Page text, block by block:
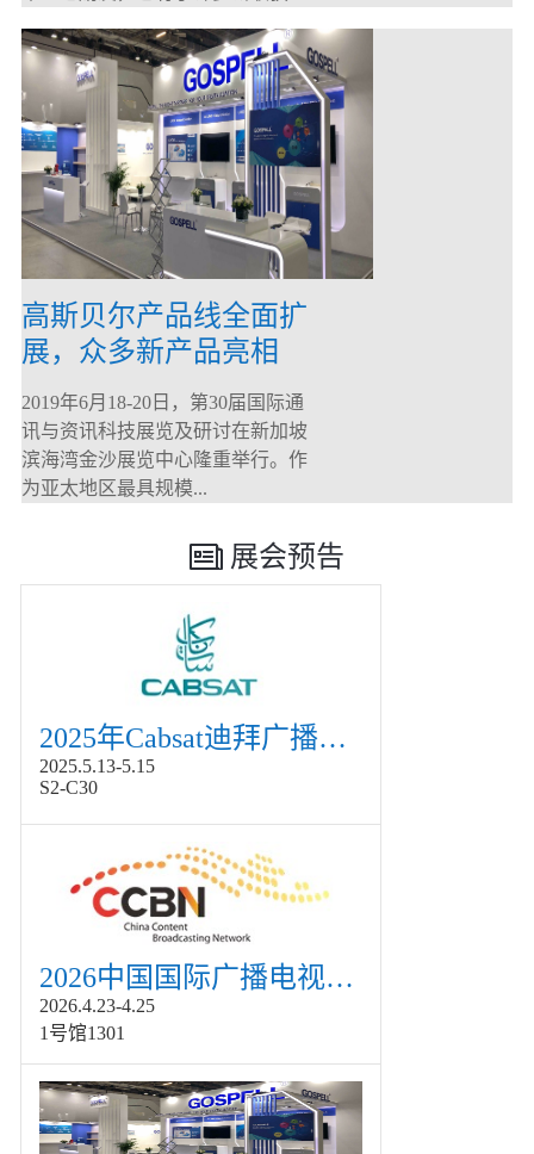
高斯贝尔产品线全面扩
展，众多新产品亮相
CommunicAsia 2019
2019年6月18-20日，第30届国际通
讯与资讯科技展览及研讨在新加坡
滨海湾金沙展览中心隆重举行。作
为亚太地区最具规模...
展会预告
2025年Cabsat迪拜广播电视展
2025.5.13-5.15
S2-C30
2026中国国际广播电视信息网络展览会展
2026.4.23-4.25
1号馆1301